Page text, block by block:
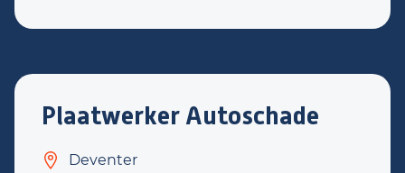
Plaatwerker Autoschade
Deventer